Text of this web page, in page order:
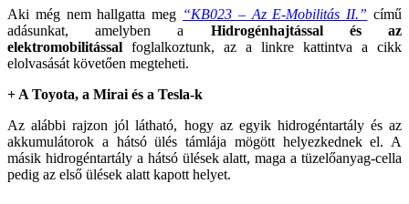
Aki még nem hallgatta meg “KB023 – Az E-Mobilitás II.” című
adásunkat, amelyben a Hidrogénhajtással és az
elektromobilitással foglalkoztunk, az a linkre kattintva a cikk
elolvasását követően megteheti.
+ A Toyota, a Mirai és a Tesla-k
Az alábbi rajzon jól látható, hogy az egyik hidrogéntartály és az
akkumulátorok a hátsó ülés támlája mögött helyezkednek el. A
másik hidrogéntartály a hátsó ülések alatt, maga a tüzelőanyag-cella
pedig az első ülések alatt kapott helyet.